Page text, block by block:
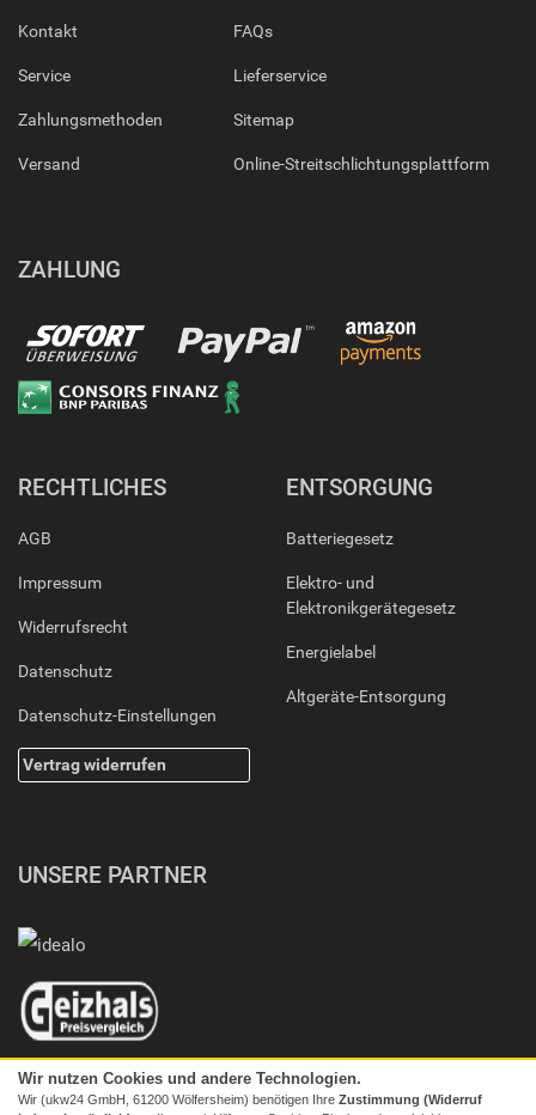
Kontakt
Service
Zahlungsmethoden
Versand
FAQs
Lieferservice
Sitemap
Online-Streitschlichtungsplattform
ZAHLUNG
RECHTLICHES
AGB
Impressum
Widerrufsrecht
Datenschutz
Datenschutz-Einstellungen
Vertrag widerrufen
ENTSORGUNG
Batteriegesetz
Elektro- und
Elektronikgerätegesetz
Energielabel
Altgeräte-Entsorgung
UNSERE PARTNER
Wir nutzen Cookies und andere Technologien.
Wir (ukw24 GmbH, 61200 Wölfersheim) benötigen Ihre Zustimmung (Widerruf